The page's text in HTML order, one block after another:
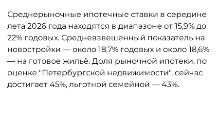
Среднерыночные ипотечные ставки в середине
лета 2026 года находятся в диапазоне от 15,9% до
22% годовых. Средневзвешенный показатель на
новостройки — около 18,7% годовых и около 18,6%
— на готовое жильё. Доля рыночной ипотеки, по
оценке "Петербургской недвижимости", сейчас
достигает 45%, льготной семейной — 43%.